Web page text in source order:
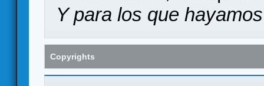
Y para los que
Copyrights